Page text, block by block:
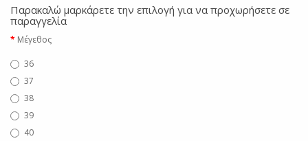
Παρακαλώ μαρκάρετε την επιλογή για να προχωρήσετε σε
παραγγελία
Μέγεθος
36
37
38
39
40